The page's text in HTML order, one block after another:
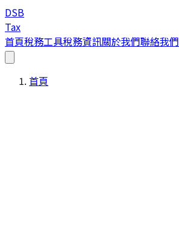
DSB
Tax
首頁稅務工具稅務資訊關於我們聯絡我們
首頁